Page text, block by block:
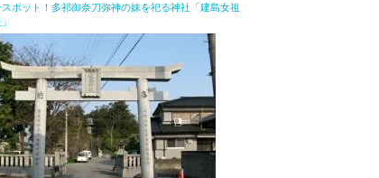
ポット！多祁御奈刀弥神の妹を祀る神社「建島女祖